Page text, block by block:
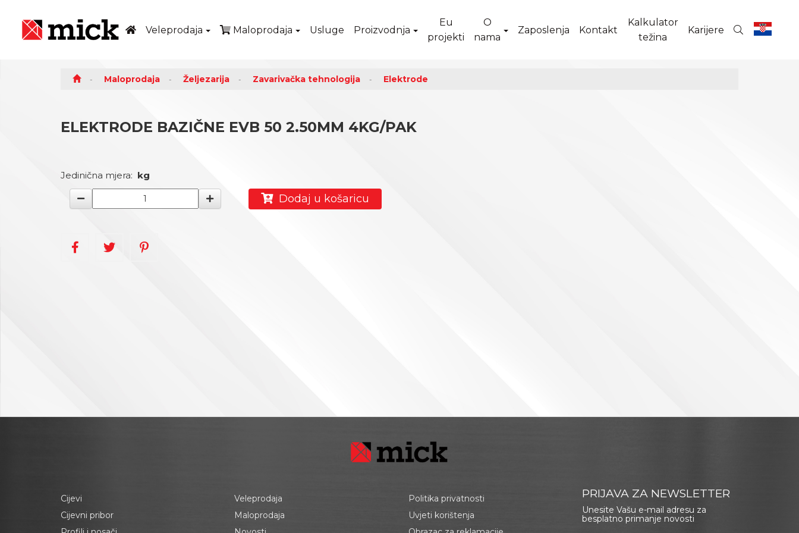
Veleprodaja Maloprodaja Usluge Proizvodnja
Eu
projekti
O
nama
Zaposlenja Kontakt
Kalkulator
težina
Karijere
Maloprodaja Željezarija Zavarivačka tehnologija Elektrode
ELEKTRODE BAZIČNE EVB 50 2.50MM 4KG/PAK
Jedinična mjera: kg
Dodaj u košaricu
Cijevi
Cijevni pribor
Veleprodaja
Maloprodaja
Politika privatnosti
Uvjeti korištenja
PRIJAVA ZA NEWSLETTER
Unesite Vašu e-mail adresu za
besplatno primanje novosti